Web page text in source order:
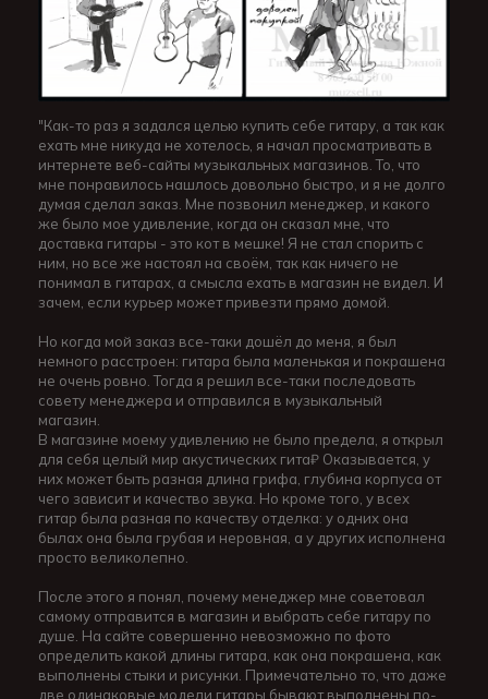
"Как-то раз я задался целью купить себе гитару, а так как
ехать мне никуда не хотелось, я начал просматривать в
интернете веб-сайты музыкальных магазинов. То, что
мне понравилось нашлось довольно быстро, и я не долго
думая сделал заказ. Мне позвонил менеджер, и какого
же было мое удивление, когда он сказал мне, что
доставка гитары - это кот в мешке! Я не стал спорить с
ним, но все же настоял на своём, так как ничего не
понимал в гитарах, а смысла ехать в магазин не видел. И
зачем, если курьер может привезти прямо домой.
Но когда мой заказ все-таки дошёл до меня, я был
немного расстроен: гитара была маленькая и покрашена
не очень ровно. Тогда я решил все-таки последовать
совету менеджера и отправился в музыкальный
магазин.
В магазине моему удивлению не было предела, я открыл
для себя целый мир акустических гита₽ Оказывается, у
них может быть разная длина грифа, глубина корпуса от
чего зависит и качество звука. Но кроме того, у всех
гитар была разная по качеству отделка: у одних она
былах она была грубая и неровная, а у других исполнена
просто великолепно.
После этого я понял, почему менеджер мне советовал
самому отправится в магазин и выбрать себе гитару по
душе. На сайте совершенно невозможно по фото
определить какой длины гитара, как она покрашена, как
выполнены стыки и рисунки. Примечательно то, что даже
две одинаковые модели гитары бывают выполнены по-